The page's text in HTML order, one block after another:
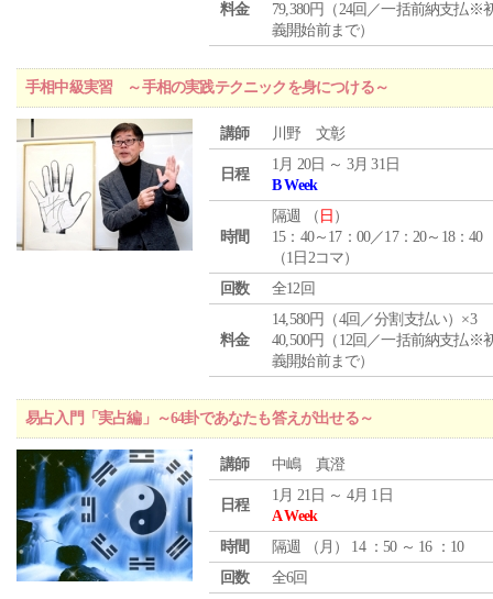
料金
79,380円（24回／一括前納支払※
義開始前まで）
手相中級実習 ～手相の実践テクニックを身につける～
講師 川野 文彰
日程
1月 20日 ～ 3月 31日
B Week
時間
隔週 （ 日 ）
15：40～17：00／17：20～18：40
（1日2コマ）
回数
全12回
料金
14,580円（4回／分割支払い）×3
40,500円（12回／一括前納支払※
義開始前まで）
易占入門「実占編」～64卦であなたも答えが出せる～
講師 中嶋 真澄
日程
1月 21日 ～ 4月 1日
A Week
時間
隔週 （ 月 ） 14 ：50 ～ 16 ：10
回数
全6回